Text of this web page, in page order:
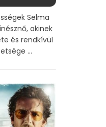
Selma
akinek
és rendkívül
...